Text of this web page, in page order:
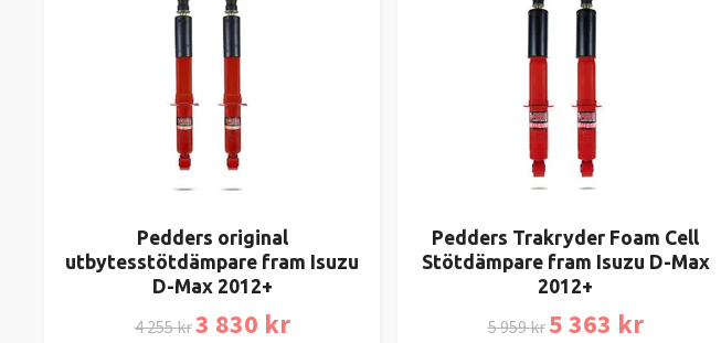
Pedders original
utbytesstötdämpare fram Isuzu
D-Max 2012+
4 255 kr3 830 kr
Pedders Trakryder Foam Cell
Stötdämpare fram Isuzu D-Max
2012+
5 959 kr 5 363 kr